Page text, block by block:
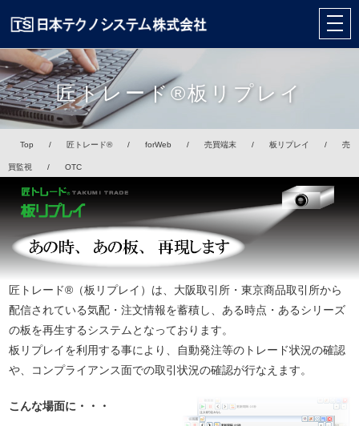
匠トレード®板リプレイ
Top / 匠トレード® / forWeb / 売買端末 / 板リプレイ / 売
買監視 / OTC
匠トレード®（板リプレイ）は、大阪取引所・東京商品取引所から
配信されている気配・注文情報を蓄積し、ある時点・あるシリーズ
の板を再生するシステムとなっております。
板リプレイを利用する事により、自動発注等のトレード状況の確認
や、コンプライアンス面での取引状況の確認が行なえます。
こんな場面に・・・